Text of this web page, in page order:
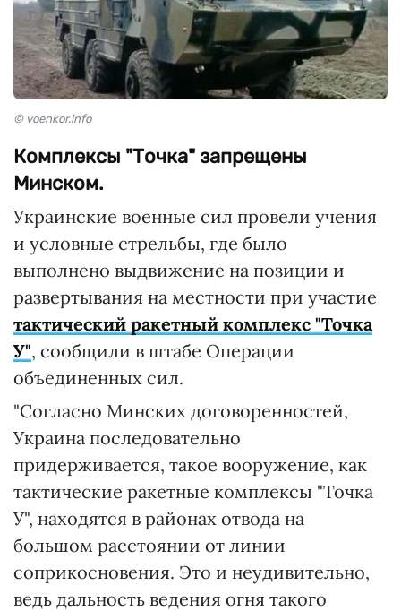
© voenkor.info
Комплексы "Точка" запрещены
Минском.
Украинские военные сил провели учения
и условные стрельбы, где было
выполнено выдвижение на позиции и
развертывания на местности при участие
тактический ракетный комплекс "Точка
У", сообщили в штабе Операции
объединенных сил.
"Согласно Минских договоренностей,
Украина последовательно
придерживается, такое вооружение, как
тактические ракетные комплексы "Точка
У", находятся в районах отвода на
большом расстоянии от линии
соприкосновения. Это и неудивительно,
ведь дальность ведения огня такого